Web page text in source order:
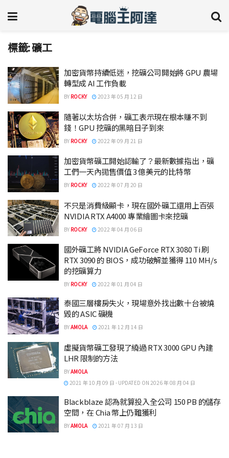
標籤:礦工
加密貨幣持續低迷，挖礦公司開始將 GPU 農場
轉型成 AI 工作負載
BY ROCKY 2023 年 05 月 12 日
隨著以太坊合併，礦工表示現在根本賺不到
錢！GPU 挖礦的黑暗日子到來
BY ROCKY 2022 年 09 月 21 日
加密貨幣礦工開始認輸了？最新數據指出，礦
工們一天內拋售價值 3 億美元的比特幣
BY ROCKY 2022 年 07 月 20 日
不只是消費級顯卡，現在國外礦工還用上百張
NVIDIA RTX A4000 專業繪圖卡來挖礦
BY ROCKY 2022 年 04 月 06 日
國外礦工將 NVIDIA GeForce RTX 3080 Ti 刷
RTX 3090 的 BIOS，成功破解並獲得 110 MH/s
的挖礦算力
BY ROCKY 2022 年 01 月 04 日
泰國三層樓房失火，現場意外找出數十台被燒
毀的 ASIC 礦機
BYAMOLA 2021 年 12 月 14 日
虛擬貨幣礦工發現了繞過 RTX 3000 GPU 內建
LHR 限制的方法
BYAMOLA
2021 年 10 月 09 日 - UPDATED ON 2026 年 08 月 04 日
Blackblaze 認為就算投入全公司 150 PB 的儲存
空間，在 Chia 幣上仍難獲利
BYAMOLA 2021 年 07 月 13 日